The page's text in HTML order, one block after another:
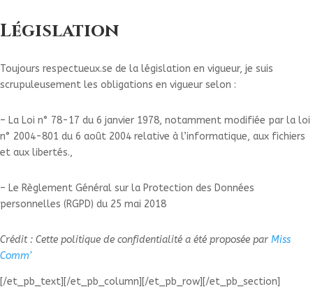
Législation
Toujours respectueux.se de la législation en vigueur, je suis
scrupuleusement les obligations en vigueur selon :
– La Loi n° 78-17 du 6 janvier 1978, notamment modifiée par la loi
n° 2004-801 du 6 août 2004 relative à l’informatique, aux fichiers
et aux libertés.,
– Le Règlement Général sur la Protection des Données
personnelles (RGPD) du 25 mai 2018
Crédit : Cette politique de confidentialité a été proposée par Miss
Comm’
[/et_pb_text][/et_pb_column][/et_pb_row][/et_pb_section]